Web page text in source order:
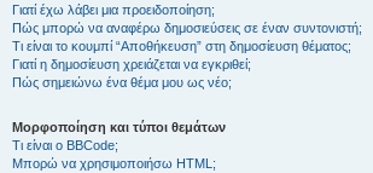
Γιατί έχω λάβει μια προειδοποίηση;
Πώς μπορώ να αναφέρω δημοσιεύσεις σε έναν συντονιστή;
Τι είναι το κουμπί “Αποθήκευση” στη δημοσίευση θέματος;
Γιατί η δημοσίευση χρειάζεται να εγκριθεί;
Πώς σημειώνω ένα θέμα μου ως νέο;
Μορφοποίηση και τύποι θεμάτων
Τι είναι ο BBCode;
Μπορώ να χρησιμοποιήσω HTML;